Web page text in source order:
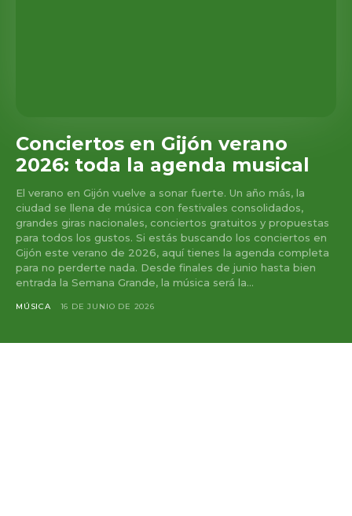
Conciertos en Gijón verano
2026: toda la agenda musical
El verano en Gijón vuelve a sonar fuerte. Un año más, la
ciudad se llena de música con festivales consolidados,
grandes giras nacionales, conciertos gratuitos y propuestas
para todos los gustos. Si estás buscando los conciertos en
Gijón este verano de 2026, aquí tienes la agenda completa
para no perderte nada. Desde finales de junio hasta bien
entrada la Semana Grande, la música será la...
MÚSICA 16 DE JUNIO DE 2026